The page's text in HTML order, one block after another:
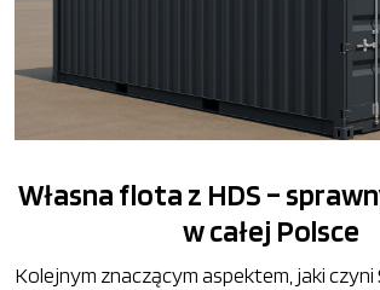
Własna flota z HDS –
w całej Polsce
Kolejnym znaczącym aspektem, jaki czyni